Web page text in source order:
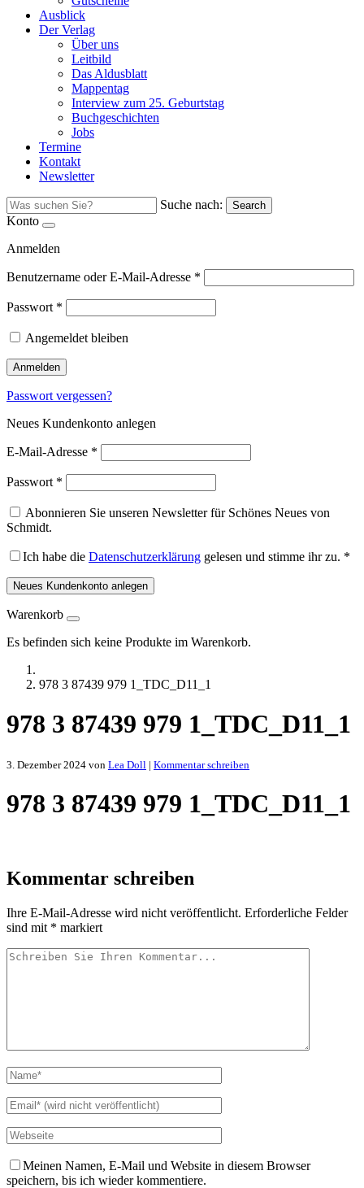
Ausblick
Der Verlag
Über uns
Leitbild
Das Aldusblatt
Mappentag
Interview zum 25. Geburtstag
Buchgeschichten
Jobs
Termine
Kontakt
Newsletter
Suche nach: Search
Konto
Anmelden
Benutzername oder E-Mail-Adresse *
Passwort *
Angemeldet bleiben
Anmelden
Passwort vergessen?
Neues Kundenkonto anlegen
E-Mail-Adresse *
Passwort *
Abonnieren Sie unseren Newsletter für Schönes Neues von
Schmidt.
Ich habe die Datenschutzerklärung gelesen und stimme ihr zu. *
Neues Kundenkonto anlegen
Warenkorb
Es befinden sich keine Produkte im Warenkorb.
978 3 87439 979 1_TDC_D11_1
978 3 87439 979 1_TDC_D11_1
3. Dezember 2024 von Lea Doll | Kommentar schreiben
978 3 87439 979 1_TDC_D11_1
Kommentar schreiben
Ihre E-Mail-Adresse wird nicht veröffentlicht. Erforderliche Felder
sind mit * markiert
Meinen Namen, E-Mail und Website in diesem Browser
speichern, bis ich wieder kommentiere.